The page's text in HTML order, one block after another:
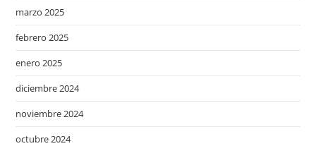
marzo 2025
febrero 2025
enero 2025
diciembre 2024
noviembre 2024
octubre 2024